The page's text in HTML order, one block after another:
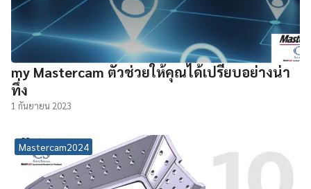
my Mastercam ตัวช่วยให้คุณได้เปรียบอย่างน่า
ทึ่ง
1 กันยายน 2023
Mastercam2024